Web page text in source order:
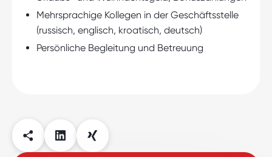
Mehrsprachige Kollegen in der Geschäftsstelle
(russisch, englisch, kroatisch, deutsch)
Persönliche Begleitung und Betreuung